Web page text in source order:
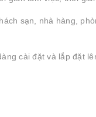
sạn, nhà hàng,
cài đặt và lắp đặt